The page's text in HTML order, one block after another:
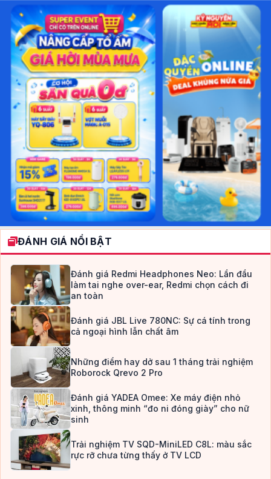
ĐÁNH GIÁ NỔI BẬT
Đánh giá Redmi Headphones Neo: Lần đầu
làm tai nghe over-ear, Redmi chọn cách đi
an toàn
Đánh giá JBL Live 780NC: Sự cá tính trong
cả ngoại hình lẫn chất âm
Những điểm hay dở sau 1 tháng trải nghiệm
Roborock Qrevo 2 Pro
Đánh giá YADEA Omee: Xe máy điện nhỏ
xinh, thông minh “đo ni đóng giày” cho nữ
sinh
Trải nghiệm TV SQD-MiniLED C8L: màu sắc
rực rỡ chưa từng thấy ở TV LCD